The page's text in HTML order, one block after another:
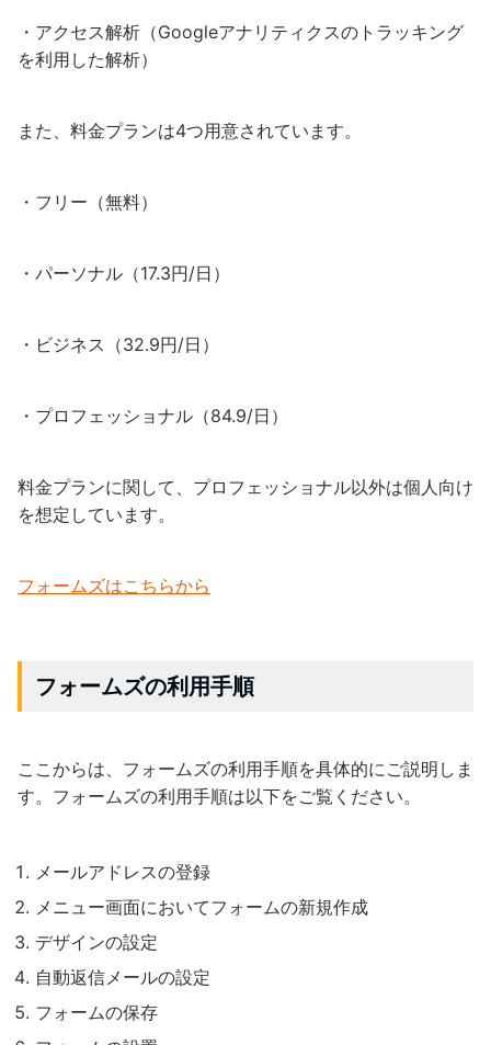
・アクセス解析（Googleアナリティクスのトラッキング
を利用した解析）
また、料金プランは4つ用意されています。
・フリー（無料）
・パーソナル（17.3円/日）
・ビジネス（32.9円/日）
・プロフェッショナル（84.9/日）
料金プランに関して、プロフェッショナル以外は個人向け
を想定しています。
フォームズはこちらから
フォームズの利用手順
ここからは、フォームズの利用手順を具体的にご説明しま
す。フォームズの利用手順は以下をご覧ください。
メールアドレスの登録
メニュー画面においてフォームの新規作成
デザインの設定
自動返信メールの設定
フォームの保存